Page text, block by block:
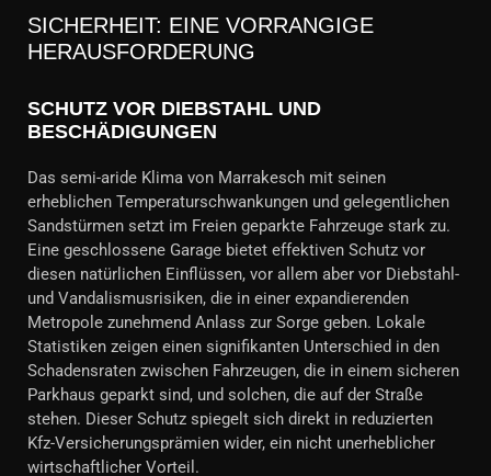
SICHERHEIT: EINE VORRANGIGE
HERAUSFORDERUNG
SCHUTZ VOR DIEBSTAHL UND
BESCHÄDIGUNGEN
Das semi-aride Klima von Marrakesch mit seinen
erheblichen Temperaturschwankungen und gelegentlichen
Sandstürmen setzt im Freien geparkte Fahrzeuge stark zu.
Eine geschlossene Garage bietet effektiven Schutz vor
diesen natürlichen Einflüssen, vor allem aber vor Diebstahl-
und Vandalismusrisiken, die in einer expandierenden
Metropole zunehmend Anlass zur Sorge geben. Lokale
Statistiken zeigen einen signifikanten Unterschied in den
Schadensraten zwischen Fahrzeugen, die in einem sicheren
Parkhaus geparkt sind, und solchen, die auf der Straße
stehen. Dieser Schutz spiegelt sich direkt in reduzierten
Kfz-Versicherungsprämien wider, ein nicht unerheblicher
wirtschaftlicher Vorteil.